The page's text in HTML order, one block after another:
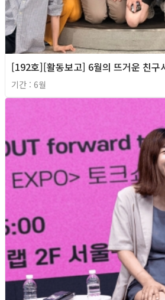
[192호][활동보고] 6월의 뜨거운 친구
기간 : 6월